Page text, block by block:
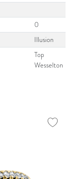
0
Illusion
Top
Wesselton